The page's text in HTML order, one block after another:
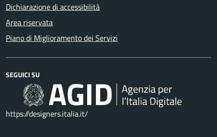
Dichiarazione di accessibilità
Area riservata
Piano di Miglioramento dei Servizi
SEGUICI SU
https://designers.italia.it/